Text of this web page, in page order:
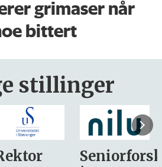
grimaser når
bittert
stillinger